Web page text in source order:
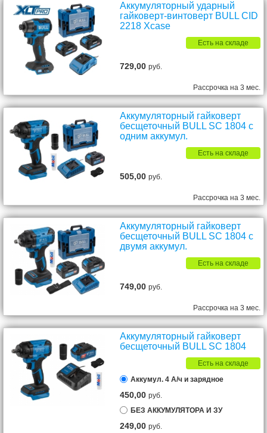
Аккумуляторный ударный
гайковерт-винтоверт BULL CID
2218 Xcase
Есть на складе
729,00руб.
Рассрочка на 3 мес.
Аккумуляторный гайковерт
бесщеточный BULL SC 1804 с
одним аккумул.
Есть на складе
505,00руб.
Рассрочка на 3 мес.
Аккумуляторный гайковерт
бесщеточный BULL SC 1804 с
двумя аккумул.
Есть на складе
749,00руб.
Рассрочка на 3 мес.
Аккумуляторный гайковерт
бесщеточный BULL SC 1804
Есть на складе
Аккумул. 4 А/ч и зарядное
450,00руб.
БЕЗ АККУМУЛЯТОРА И ЗУ
249,00руб.